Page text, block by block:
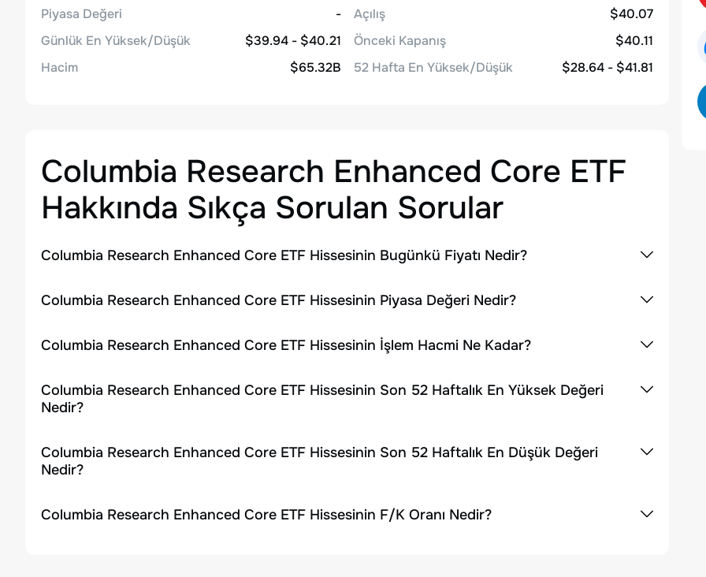
Piyasa Değeri
-
Günlük En Yüksek/Düşük
$39.94 - $40.21
Hacim
$65.32B
Açılış
$40.07
Önceki Kapanış
$40.11
52 Hafta En Yüksek/Düşük
$28.64 - $41.81
Columbia Research Enhanced Core ETF
Hakkında Sıkça Sorulan Sorular
Columbia Research Enhanced Core ETF Hissesinin Bugünkü Fiyatı Nedir?
Columbia Research Enhanced Core ETF Hissesinin Piyasa Değeri Nedir?
Columbia Research Enhanced Core ETF Hissesinin İşlem Hacmi Ne Kadar?
Columbia Research Enhanced Core ETF Hissesinin Son 52 Haftalık En Yüksek Değeri
Nedir?
Columbia Research Enhanced Core ETF Hissesinin Son 52 Haftalık En Düşük Değeri
Nedir?
Columbia Research Enhanced Core ETF Hissesinin F/K Oranı Nedir?